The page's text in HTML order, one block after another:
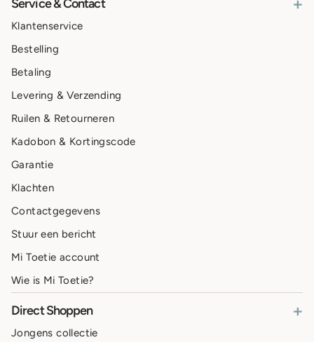
Service & Contact
Klantenservice
Bestelling
Betaling
Levering & Verzending
Ruilen & Retourneren
Kadobon & Kortingscode
Garantie
Klachten
Contactgegevens
Stuur een bericht
Mi Toetie account
Wie is Mi Toetie?
Direct Shoppen +
Jongens collectie